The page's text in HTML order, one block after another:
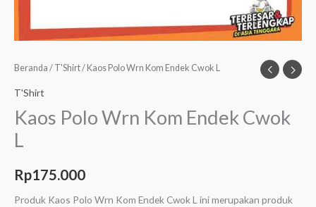
Beranda / T'Shirt/ Kaos Polo Wrn Kom Endek Cwok L
T'Shirt
Kaos Polo Wrn Kom Endek Cwok
L
Rp175.000
Produk Kaos Polo Wrn Kom Endek Cwok L ini merupakan produk